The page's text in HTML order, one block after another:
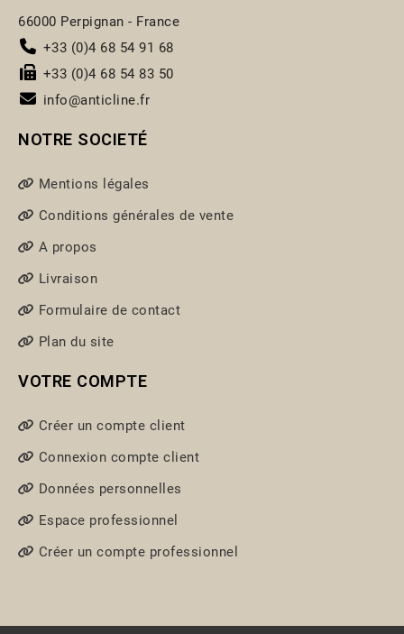
66000 Perpignan - France
+33 (0)4 68 54 91 68
+33 (0)4 68 54 83 50
info@anticline.fr
NOTRE SOCIETÉ
Mentions légales
Conditions générales de vente
A propos
Livraison
Formulaire de contact
Plan du site
VOTRE COMPTE
Créer un compte client
Connexion compte client
Données personnelles
Espace professionnel
Créer un compte professionnel